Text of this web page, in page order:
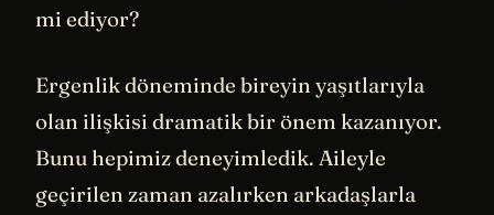
mi ediyor?
Ergenlik döneminde bireyin yaşıtlarıyla
olan ilişkisi dramatik bir önem kazanıyor.
Bunu hepimiz deneyimledik. Aileyle
geçirilen zaman azalırken arkadaşlarla